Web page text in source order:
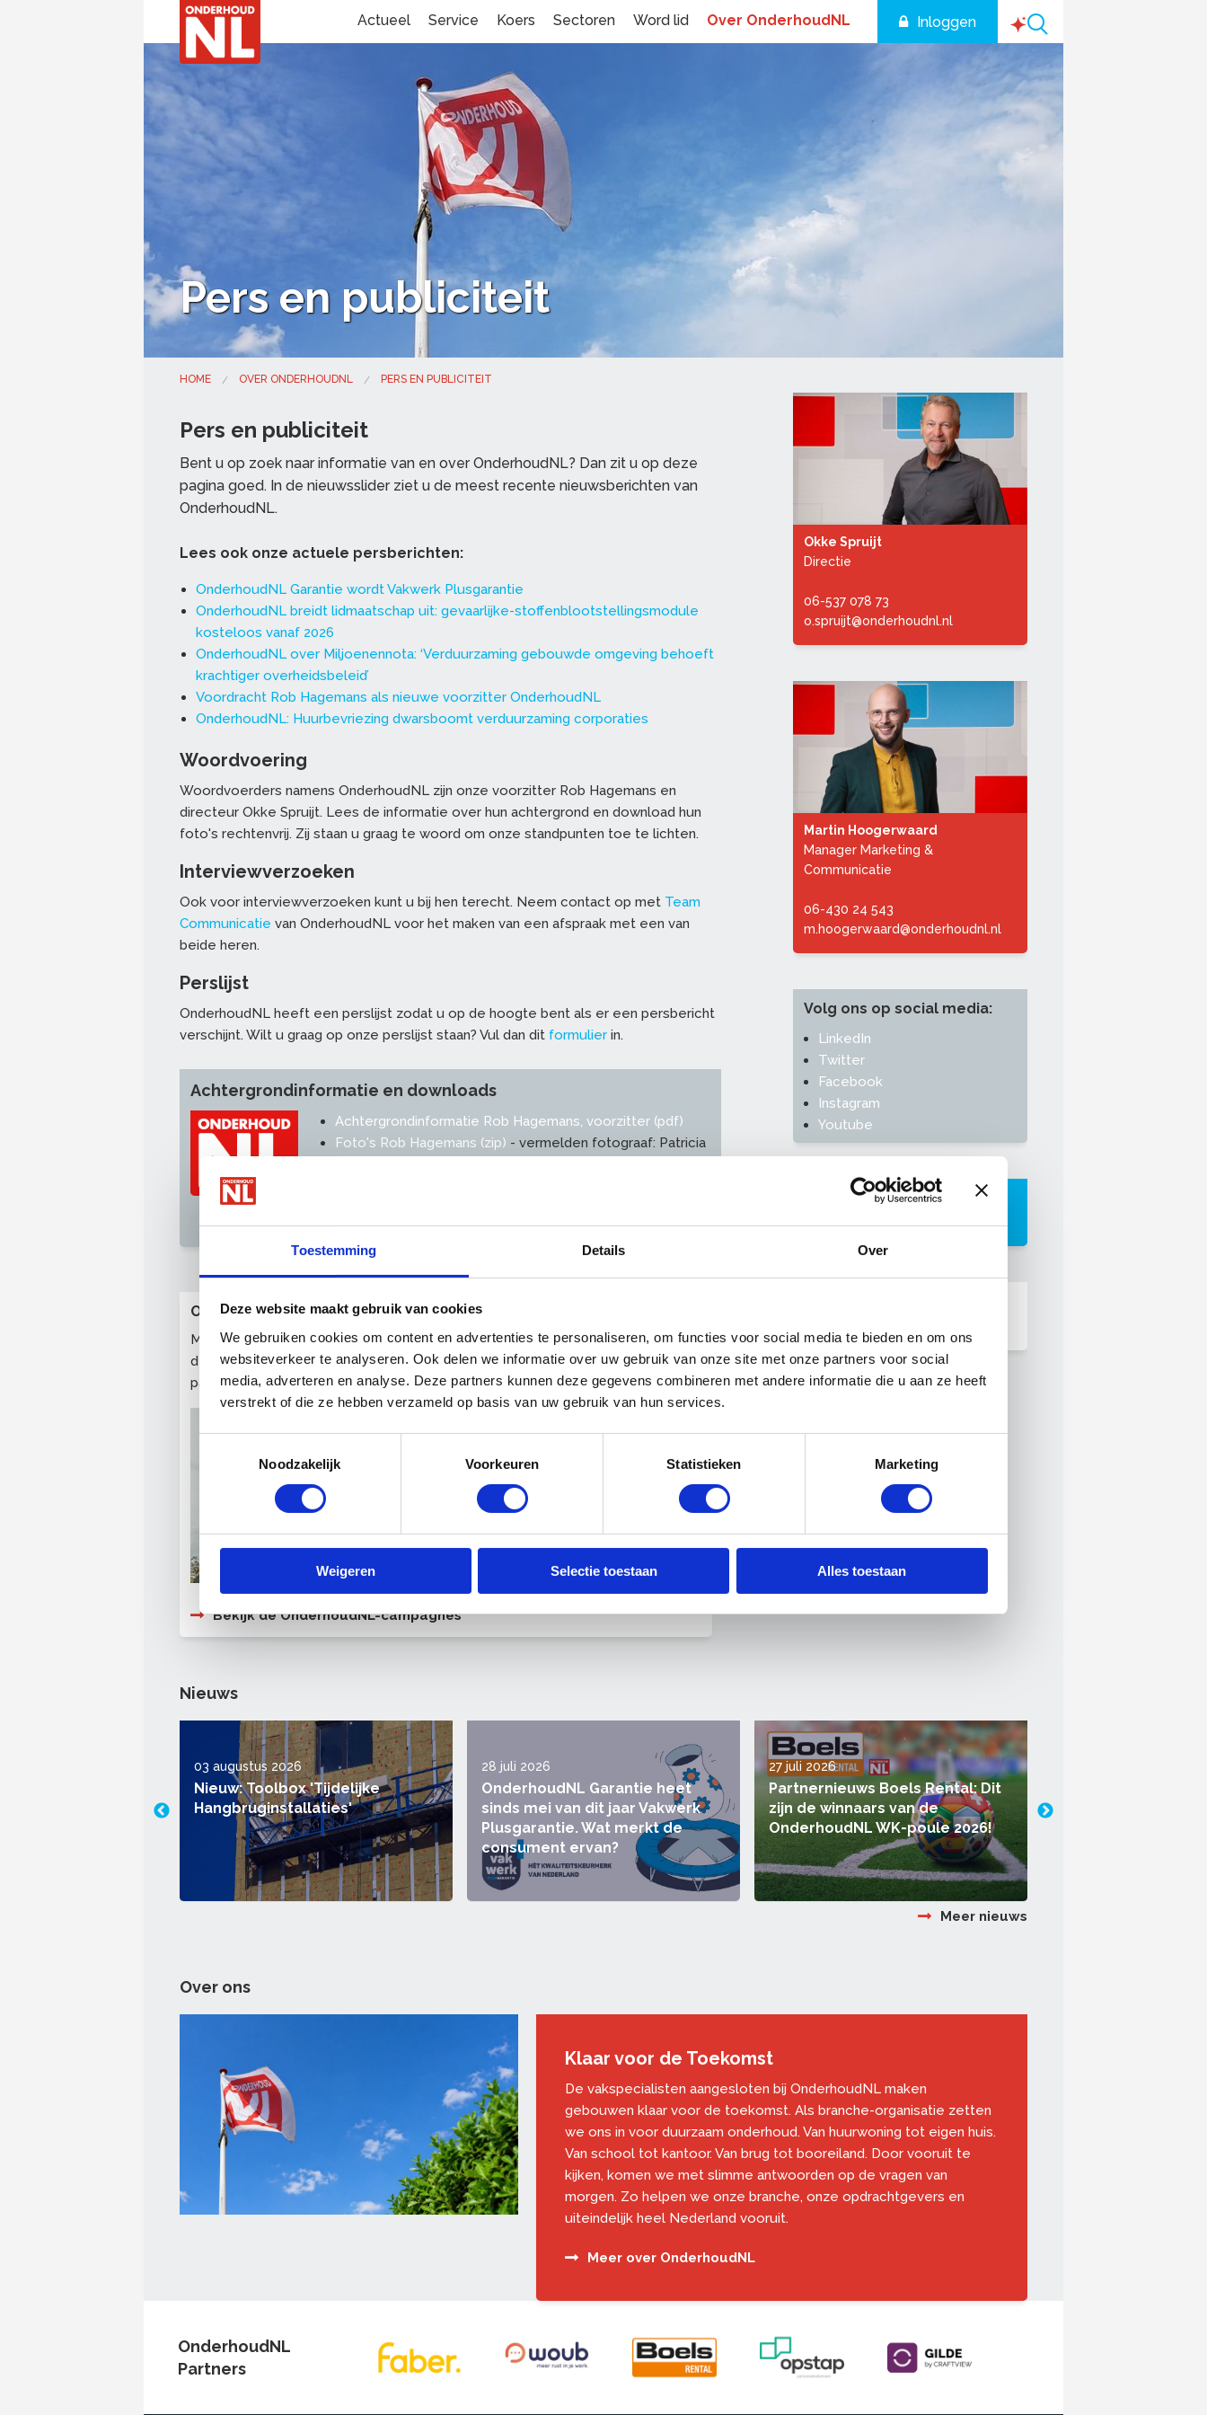
Toestemming Details Over
Deze website maakt gebruik van cookies
We gebruiken cookies om content en advertenties te personaliseren, om functies voor social media te bieden en om ons
websiteverkeer te analyseren. Ook delen we informatie over uw gebruik van onze site met onze partners voor social
media, adverteren en analyse. Deze partners kunnen deze gegevens combineren met andere informatie die u aan ze heeft
verstrekt of die ze hebben verzameld op basis van uw gebruik van hun services.
Noodzakelijk
Voorkeuren Statistieken Marketing
Weigeren Selectie toestaan Alles toestaan
Inloggen
Actueel Service Koers Sectoren Word lid Over OnderhoudNL
Pers en publiciteit
HOME OVER ONDERHOUDNL PERS EN PUBLICITEIT
Pers en publiciteit
Bent u op zoek naar informatie van en over OnderhoudNL? Dan zit u op deze
pagina goed. In de nieuwsslider ziet u de meest recente nieuwsberichten van
OnderhoudNL.
Lees ook onze actuele persberichten:
OnderhoudNL Garantie wordt Vakwerk Plusgarantie
OnderhoudNL breidt lidmaatschap uit: gevaarlijke-stoffenblootstellingsmodule
kosteloos vanaf 2026
OnderhoudNL over Miljoenennota: ‘Verduurzaming gebouwde omgeving behoeft
krachtiger overheidsbeleid’
Voordracht Rob Hagemans als nieuwe voorzitter OnderhoudNL
OnderhoudNL: Huurbevriezing dwarsboomt verduurzaming corporaties
Woordvoering
Woordvoerders namens OnderhoudNL zijn onze voorzitter Rob Hagemans en
directeur Okke Spruijt. Lees de informatie over hun achtergrond en download hun
foto's rechtenvrij. Zij staan u graag te woord om onze standpunten toe te lichten.
Interviewverzoeken
Ook voor interviewverzoeken kunt u bij hen terecht. Neem contact op met Team
Communicatie van OnderhoudNL voor het maken van een afspraak met een van
beide heren.
Perslijst
OnderhoudNL heeft een perslijst zodat u op de hoogte bent als er een persbericht
verschijnt. Wilt u graag op onze perslijst staan? Vul dan dit formulier in.
Achtergrondinformatie en downloads
Achtergrondinformatie Rob Hagemans, voorzitter (pdf)
Foto's Rob Hagemans (zip) - vermelden fotograaf: Patricia
OnderhoudNL logo's met toelichting gebruik
OnderhoudNL campagnes
Met diverse campagnes zorgt OnderhoudNL ervoor dat de herkenbaarheid van
de OnderhoudNL-bedrijven wordt vergroot bij opdrachtgevers zoals
particuliere woningeigenaren, verenigingen van eigenaren, corporaties etc.
Bekijk de OnderhoudNL-campagnes
Okke Spruijt
Directie
06-537 078 73
o.spruijt@onderhoudnl.nl
Martin Hoogerwaard
Manager Marketing &
Communicatie
06-430 24 543
m.hoogerwaard@onderhoudnl.nl
Volg ons op social media:
LinkedIn
Twitter
Facebook
Instagram
Youtube
Aanmelden nieuwsbrief
Nieuwsbrief OnderhoudNL
Lees ons magazine
Nieuws
03 augustus 2026
Nieuw: Toolbox 'Tijdelijke
Hangbruginstallaties'
28 juli 2026
OnderhoudNL Garantie heet
sinds mei van dit jaar Vakwerk
Plusgarantie. Wat merkt de
consument ervan?
27 juli 2026
Partnernieuws Boels Rental: Dit
zijn de winnaars van de
OnderhoudNL WK-poule 2026!
Meer nieuws
Over ons
Klaar voor de Toekomst
De vakspecialisten aangesloten bij OnderhoudNL maken
gebouwen klaar voor de toekomst. Als branche-organisatie zetten
we ons in voor duurzaam onderhoud. Van huurwoning tot eigen huis.
Van school tot kantoor. Van brug tot booreiland. Door vooruit te
kijken, komen we met slimme antwoorden op de vragen van
morgen. Zo helpen we onze branche, onze opdrachtgevers en
uiteindelijk heel Nederland vooruit.
Meer over OnderhoudNL
OnderhoudNL
Partners